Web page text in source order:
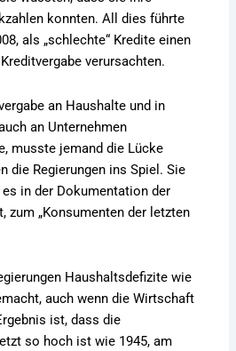
konnten. All dies führte
als „schlechte“ Kredite einen
verursachten.
an Haushalte und in
an Unternehmen
musste jemand die Lücke
die Regierungen ins Spiel. Sie
in der Dokumentation der
zum „Konsumenten der letzten
Haushaltsdefizite wie
auch wenn die Wirtschaft
ist, dass die
so hoch ist wie 1945, am